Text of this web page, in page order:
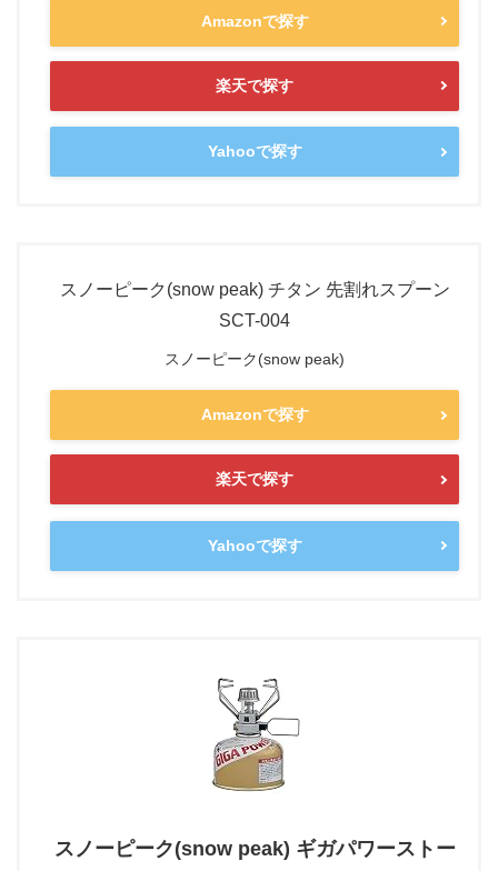
Amazonで探す
楽天で探す
Yahooで探す
スノーピーク(snow peak) チタン 先割れスプーン
SCT-004
スノーピーク(snow peak)
Amazonで探す
楽天で探す
Yahooで探す
スノーピーク(snow peak) ギガパワーストー